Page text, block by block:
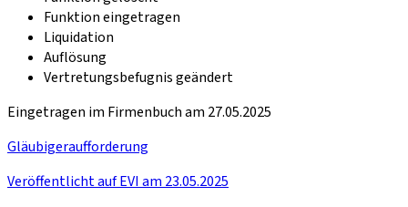
Funktion eingetragen
Liquidation
Auflösung
Vertretungsbefugnis geändert
Eingetragen im Firmenbuch am 27.05.2025
Gläubigeraufforderung
Veröffentlicht auf EVI am 23.05.2025